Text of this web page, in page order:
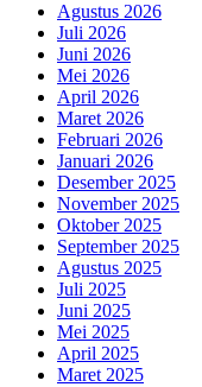
Agustus 2026
Juli 2026
Juni 2026
Mei 2026
April 2026
Maret 2026
Februari 2026
Januari 2026
Desember 2025
November 2025
Oktober 2025
September 2025
Agustus 2025
Juli 2025
Juni 2025
Mei 2025
April 2025
Maret 2025